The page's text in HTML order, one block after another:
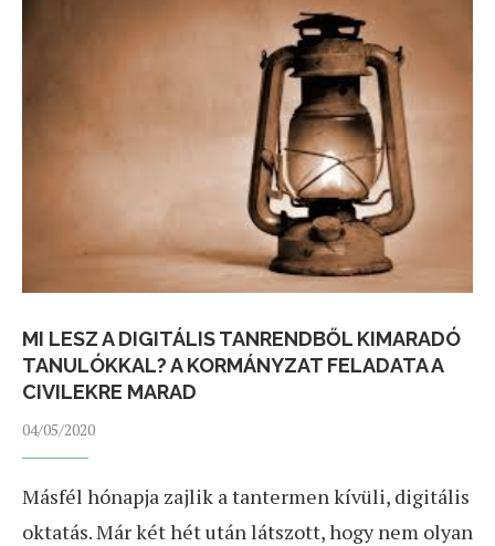
MI LESZ A DIGITÁLIS TANRENDBŐL KIMARADÓ
TANULÓKKAL? A KORMÁNYZAT FELADATA A
CIVILEKRE MARAD
04/05/2020
Másfél hónapja zajlik a tantermen kívüli, digitális
oktatás. Már két hét után látszott, hogy nem olyan